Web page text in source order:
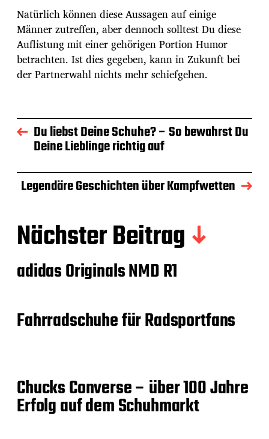
Natürlich können diese Aussagen auf einige
Männer zutreffen, aber dennoch solltest Du diese
Auflistung mit einer gehörigen Portion Humor
betrachten. Ist dies gegeben, kann in Zukunft bei
der Partnerwahl nichts mehr schiefgehen.
Du liebst Deine Schuhe? – So bewahrst Du
Deine Lieblinge richtig auf
Legendäre Geschichten über Kampfwetten
Nächster Beitrag
adidas Originals NMD R1
Fahrradschuhe für Radsportfans
Chucks Converse – über 100 Jahre
Erfolg auf dem Schuhmarkt